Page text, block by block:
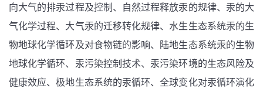
向大气的排汞过程及控制、自然过程释放汞的规律、汞的大
气化学过程、大气汞的迁移转化规律、水生生态系统汞的生
物地球化学循环及对食物链的影响、陆地生态系统汞的生物
地球化学循环、汞污染控制技术、汞污染环境的生态风险及
健康效应、极地生态系统的汞循环、全球变化对汞循环演化